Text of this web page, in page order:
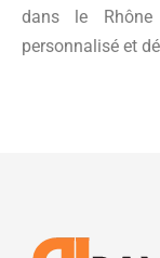
dans le
personnalisé et